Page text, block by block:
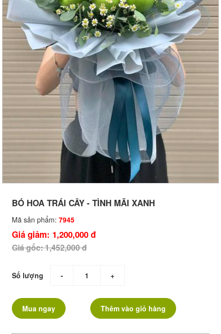
BÓ HOA TRÁI CÂY - TÌNH MÃI XANH
Mã sản phẩm: 7945
Giá giảm: 1,200,000 đ
Giá gốc: 1,452,000 đ
Số lượng - +
Mua ngay Thêm vào giỏ hàng